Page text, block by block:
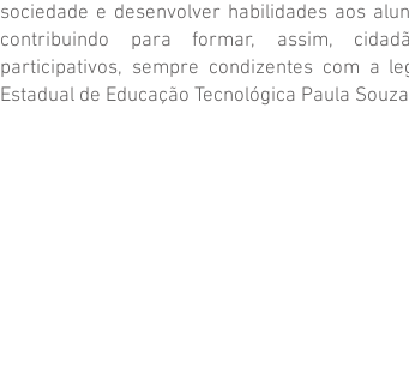
sociedade e desenvolver habilidades aos
contribuindo para formar, assim,
participativos, sempre condizentes com a
Estadual de Educação Tecnológica Paula